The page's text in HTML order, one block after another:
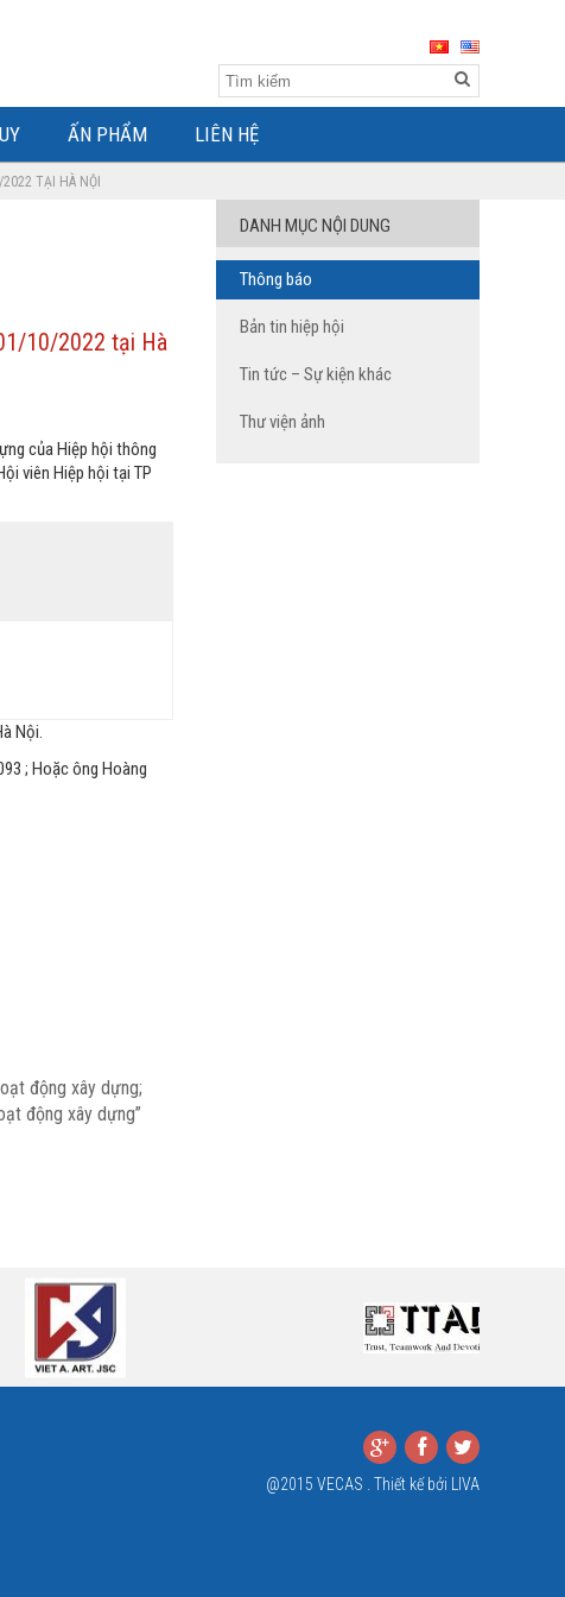
ẤN PHẨM LIÊN HỆ
TẠI HÀ NỘI
10/2022 tại Hà
của Hiệp hội thông
viên Hiệp hội tại TP
Nội.
; Hoặc ông Hoàng
động xây dựng;
động xây dựng”
DANH MỤC NỘI DUNG
Thông báo
Bản tin hiệp hội
Tin tức – Sự kiện khác
Thư viện ảnh
@2015 VECAS . Thiết kế bởi LIVA